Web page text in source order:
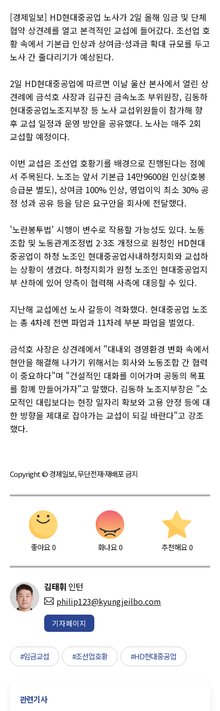
[경제일보] HD현대중공업 노사가 2일 올해 임금 및 단체
협약 상견례를 열고 본격적인 교섭에 들어갔다. 조선업 호
황 속에서 기본급 인상과 상여금·성과금 확대 규모를 두고
노사 간 줄다리기가 예상된다.
2일 HD현대중공업에 따르면 이날 울산 본사에서 열린 상
견례에 금석호 사장과 김규진 금속노조 부위원장, 김동하
현대중공업노조지부장 등 노사 교섭위원들이 참가해 향
후 교섭 일정과 운영 방안을 공유했다. 노사는 매주 2회
교섭할 예정이다.
이번 교섭은 조선업 호황기를 배경으로 진행된다는 점에
서 주목된다. 노조는 앞서 기본급 14만9600원 인상(호봉
승급분 별도), 상여금 100% 인상, 영업이익 최소 30% 공
정 성과 공유 등을 담은 요구안을 회사에 전달했다.
'노란봉투법' 시행이 변수로 작용할 가능성도 있다. 노동
조합 및 노동관계조정법 2·3조 개정으로 원청인 HD현대
중공업이 하청 노조인 현대중공업사내하청지회와 교섭하
는 상황이 생겼다. 하청지회가 원청 노조인 현대중공업지
부 산하에 있어 양측이 협력해 사측에 대응할 수 있다.
지난해 교섭에선 노사 갈등이 격화했다. 현대중공업 노조
는 총 4차례 전면 파업과 11차례 부분 파업을 벌였다.
금석호 사장은 상견례에서 "대내외 경영환경 변화 속에서
현안을 해결해 나가기 위해서는 회사와 노동조합 간 협력
이 중요하다"며 "건설적인 대화를 이어가며 공동의 목표
를 함께 만들어가자"고 말했다. 김동하 노조지부장은 "소
모적인 대립보다는 현장 일자리 확보와 고용 안정 등에 대
한 방향을 제대로 잡아가는 교섭이 되길 바란다"고 강조
했다.
Copyright © 경제일보, 무단전재·재배포 금지
좋아요0 화나요0 추천해요 0
김태휘 인턴
philip123@kyungjeilbo.com
기자페이지
#임금교섭 #조선업호황 #HD현대중공업
관련기사